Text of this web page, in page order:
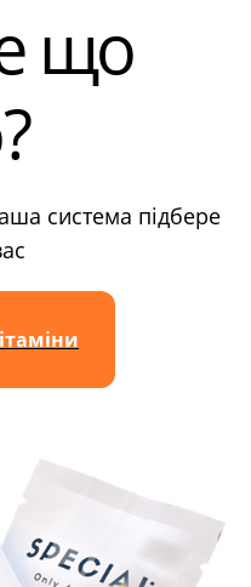
що
система підбере